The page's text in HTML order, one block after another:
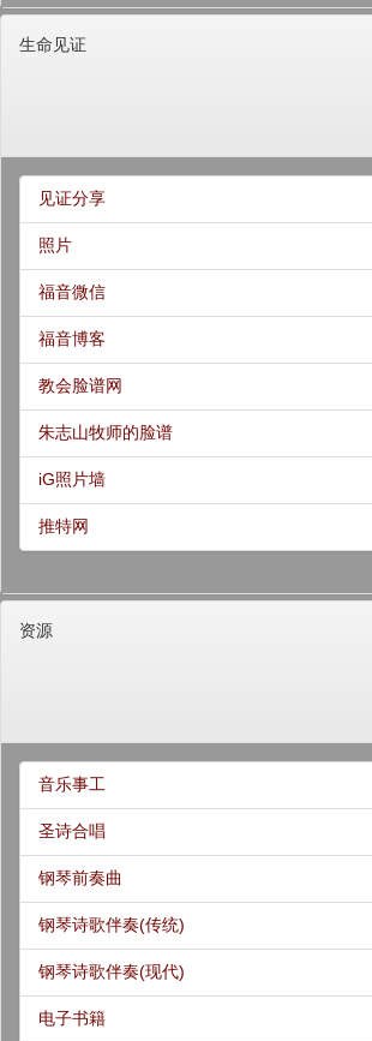
生命见证
见证分享
照片
福音微信
福音博客
教会脸谱网
朱志山牧师的脸谱
iG照片墙
推特网
资源
音乐事工
圣诗合唱
钢琴前奏曲
钢琴诗歌伴奏(传统)
钢琴诗歌伴奏(现代)
电子书籍